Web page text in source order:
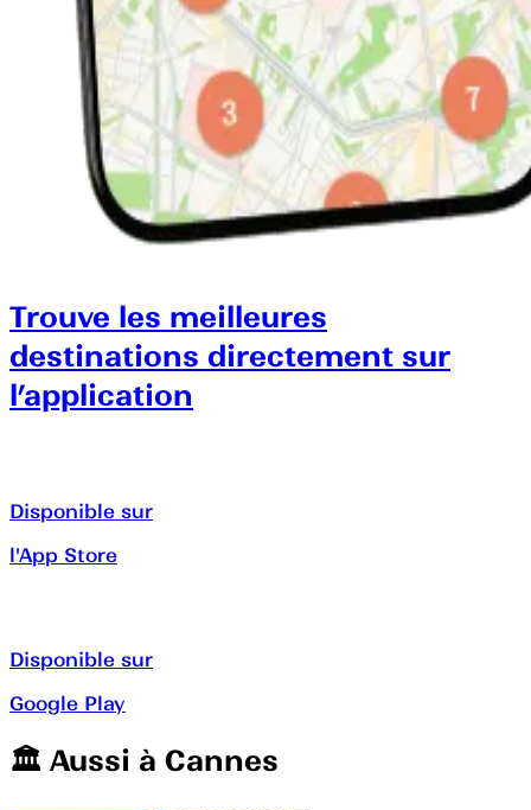
Trouve les meilleures
destinations directement sur
l’application
Disponible sur
l'App Store
Disponible sur
Google Play
🏛️️ Aussi à Cannes